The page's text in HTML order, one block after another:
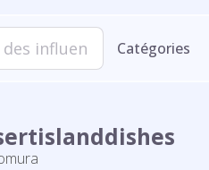
Catégories